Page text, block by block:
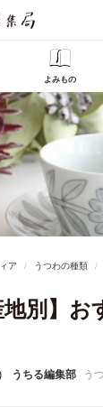
よみもの
ア うつわの種類
地別】
うちる編集部 う